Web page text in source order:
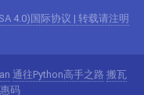
4.0)国际协议 | 转载请注明
通往Python高手之路 搬瓦
码